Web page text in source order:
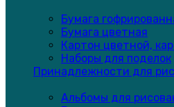
Бумага
Бумага цветная
Картон цветной,
Наборы для поделок
Принадлежности для
Альбомы для